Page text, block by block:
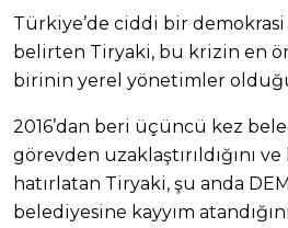
Türkiye’de ciddi bir demokrasi
belirten Tiryaki, bu krizin en
birinin yerel yönetimler
2016’dan beri üçüncü kez
görevden uzaklaştırıldığını ve
hatırlatan Tiryaki, şu anda
belediyesine kayyım